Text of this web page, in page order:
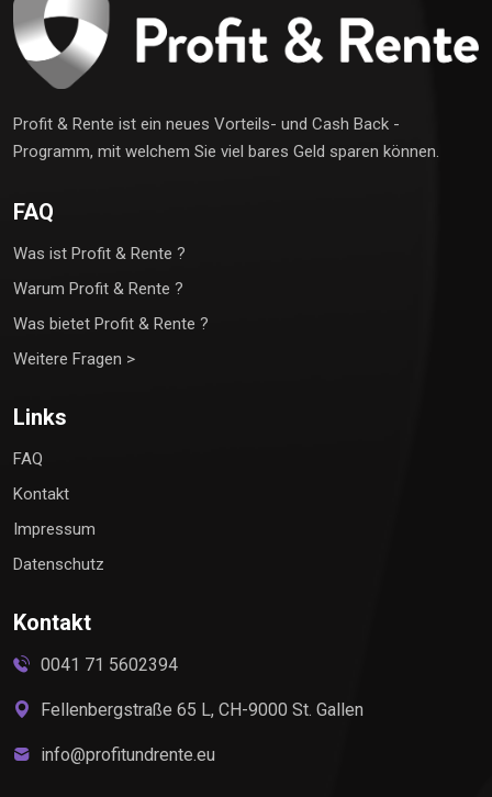
Profit & Rente ist ein neues Vorteils- und Cash Back -
Programm, mit welchem Sie viel bares Geld sparen können.
FAQ
Was ist Profit & Rente ?
Warum Profit & Rente ?
Was bietet Profit & Rente ?
Weitere Fragen >
Links
FAQ
Kontakt
Impressum
Datenschutz
Kontakt
0041 71 5602394
Fellenbergstraße 65 L, CH-9000 St. Gallen
info@profitundrente.eu